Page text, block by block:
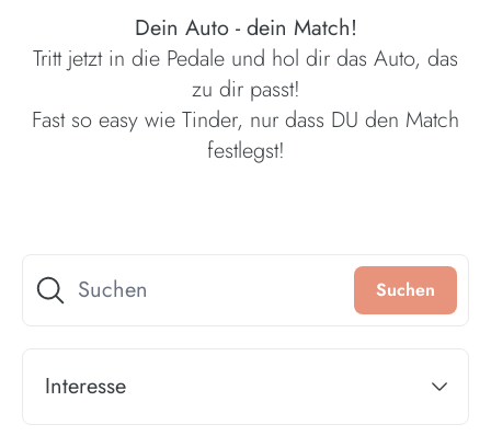
Dein Auto - dein Match!
Tritt jetzt in die Pedale und hol dir das Auto, das
zu dir passt!
Fast so easy wie Tinder, nur dass DU den Match
festlegst!
Interesse